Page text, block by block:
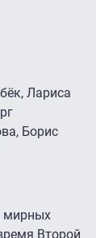
Лариса
Борис
мирных
Второй